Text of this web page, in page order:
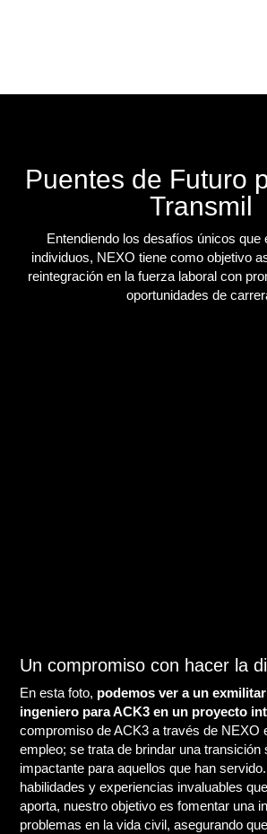
Puentes de Futuro
Transmil
Entendiendo los desafíos únicos que
individuos, NEXO tiene como objetivo
reintegración en la fuerza laboral con
oportunidades de
Un compromiso con hacer la
En esta foto, podemos ver a un
ingeniero para ACK3 en un proyecto
compromiso de ACK3 a través de NEXO
empleo; se trata de brindar una transición
impactante para aquellos que han
habilidades y experiencias invaluables
aporta, nuestro objetivo es fomentar una
problemas en la vida civil, asegurando